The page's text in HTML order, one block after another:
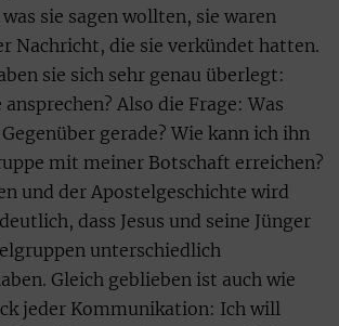
sie sagen wollten, sie waren
Nachricht, die sie verkündet hatten.
sie sich sehr genau überlegt:
Also die Frage: Was
gerade? Wie kann ich ihn
mit meiner Botschaft erreichen?
und der Apostelgeschichte wird
dass Jesus und seine Jünger
unterschiedlich
Gleich geblieben ist auch wie
jeder Kommunikation: Ich will